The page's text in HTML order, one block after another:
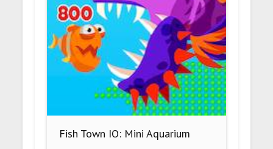
Fish Town IO: Mini Aquarium